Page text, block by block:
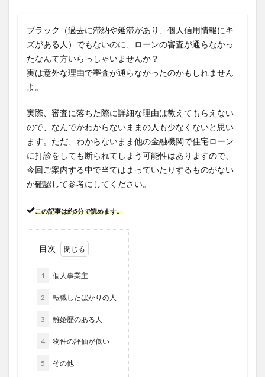
ブラック（過去に滞納や延滞があり、個人信用情報にキ
ズがある人）でもないのに、ローンの審査が通らなかっ
たなんて方いらっしゃいませんか？
実は意外な理由で審査が通らなかったのかもしれません
よ。
実際、審査に落ちた際に詳細な理由は教えてもらえない
ので、なんでかわからないままの人も少なくないと思い
ます。ただ、わからないまま他の金融機関で住宅ローン
に打診をしても断られてしまう可能性はありますので、
今回ご案内する中で当てはまっていたりするものがない
か確認して参考にしてください。
この記事は約5分で読めます。
目次
1 個人事業主
2 転職したばかりの人
3 離婚歴のある人
4 物件の評価が低い
5 その他